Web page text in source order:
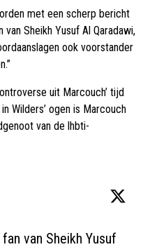
met een scherp bericht
Sheikh Yusuf Al Qaradawi,
ook voorstander
uit Marcouch’ tijd
Wilders’ ogen is Marcouch
van de lhbti-
van Sheikh Yusuf